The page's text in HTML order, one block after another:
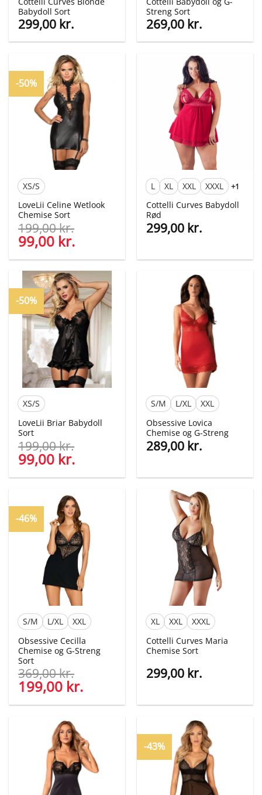
Babydoll Sort
299,00 kr.
Streng Sort
269,00 kr.
-50%
XS/S
LoveLii Celine Wetlook
Chemise Sort
199,00kr.
Den
oprindelige
pris
var:
199,00 kr..
99,00 kr.
aktuelle
pris
er:
99,00 kr..
L XL XXL XXXL +1
Cottelli Curves Babydoll
Rød
299,00 kr.
-50%
XS/S
LoveLii Briar Babydoll
Sort
199,00kr.
Den
oprindelige
pris
199,00 kr..
99,00 kr.
aktuelle
pris
er:
99,00 kr..
S/M L/XL
XXL
Obsessive Lovica
Chemise og G-Streng
289,00 kr.
-46%
S/M L/XL
XXL
Obsessive Cecilla
Chemise og G-Streng
Sort
369,00kr.
Den
oprindelige
pris
369,00 kr..
199,00 kr.
pris
199,00 kr..
XL XXL
XXXL
Cottelli Curves Maria
Chemise Sort
299,00 kr.
-43%